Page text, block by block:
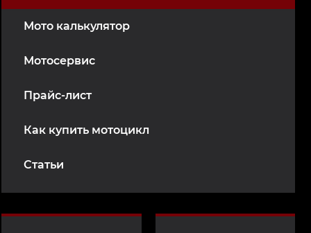
Мото калькулятор
Мотосервис
Прайс-лист
Как купить мотоцикл
Статьи